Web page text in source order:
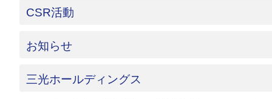
CSR活動
お知らせ
三光ホールディングス